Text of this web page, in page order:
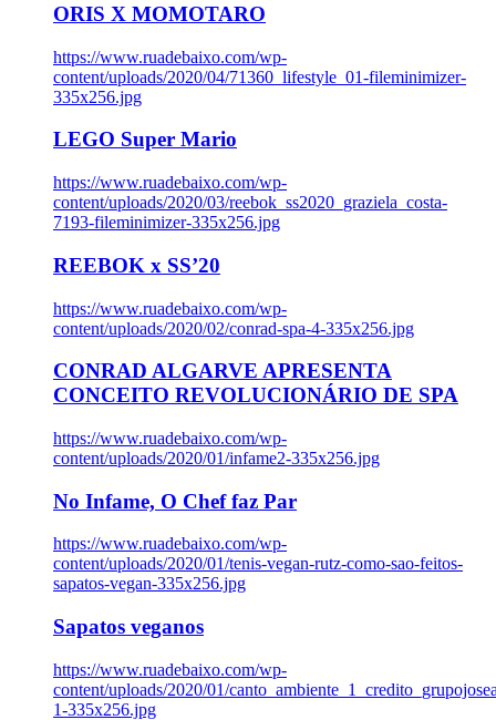
ORIS X MOMOTARO
https://www.ruadebaixo.com/wp-
content/uploads/2020/04/71360_lifestyle_01-fileminimizer-
335x256.jpg
LEGO Super Mario
https://www.ruadebaixo.com/wp-
content/uploads/2020/03/reebok_ss2020_graziela_costa-
7193-fileminimizer-335x256.jpg
REEBOK x SS’20
https://www.ruadebaixo.com/wp-
content/uploads/2020/02/conrad-spa-4-335x256.jpg
CONRAD ALGARVE APRESENTA
CONCEITO REVOLUCIONÁRIO DE SPA
https://www.ruadebaixo.com/wp-
content/uploads/2020/01/infame2-335x256.jpg
No Infame, O Chef faz Par
https://www.ruadebaixo.com/wp-
content/uploads/2020/01/tenis-vegan-rutz-como-sao-feitos-
sapatos-vegan-335x256.jpg
Sapatos veganos
https://www.ruadebaixo.com/wp-
content/uploads/2020/01/
1-335x256.jpg